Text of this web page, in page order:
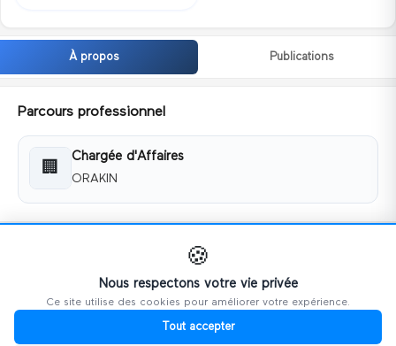
À propos Publications
Parcours professionnel
🏢
Chargée d'Affaires
ORAKIN
lucy.retif@orakin.com
📱 0788521388
🍪
Nous respectons votre vie privée
Ce site utilise des cookies pour améliorer votre expérience.
Tout accepter